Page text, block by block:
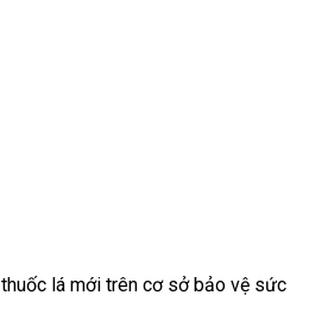
lá mới trên cơ sở bảo vệ sức